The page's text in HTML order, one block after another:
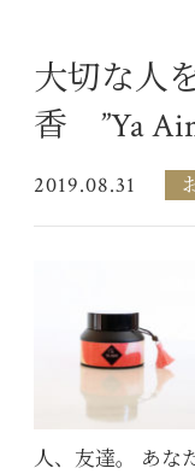
大切な人
香 ”Ya
2019.08.31
人、友達。 あな